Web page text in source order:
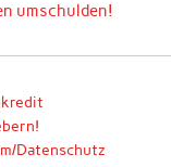
umschulden!
Datenschutz